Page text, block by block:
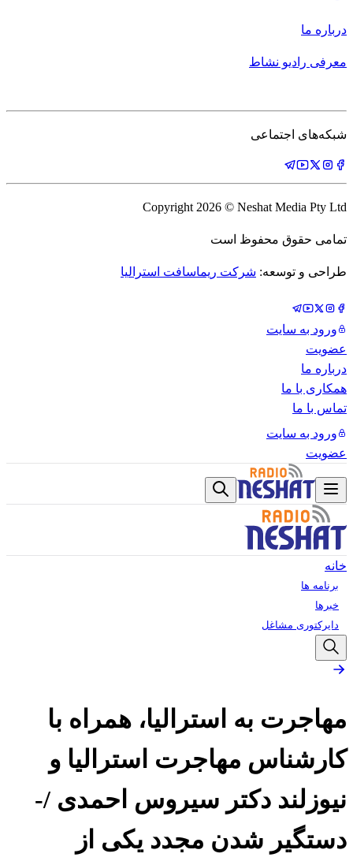
درباره ما
معرفی رادیو نشاط
شبکه‌های اجتماعی
Copyright 2026 © Neshat Media Pty Ltd
تمامی حقوق محفوظ است
طراحی و توسعه: شرکت ریماسافت استرالیا
ورود به سایت
عضویت
درباره ما
همکاری با ما
تماس با ما
ورود به سایت
عضویت
خانه
برنامه ها
خبرها
دایرکتوری مشاغل
مهاجرت به استرالیا، همراه با
کارشناس مهاجرت استرالیا و
نیوزلند دکتر سیروس احمدی /-
دستگیر شدن مجدد یکی از